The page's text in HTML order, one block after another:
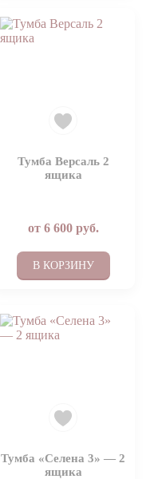
Тумба Версаль 2
ящика
от 6 600руб.
В КОРЗИНУ
Тумба «Селена 3» — 2
ящика